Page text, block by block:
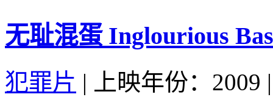
无耻混蛋 Inglourious
犯罪片 | 上映年份：2009 |